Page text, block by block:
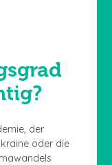
der
oder die